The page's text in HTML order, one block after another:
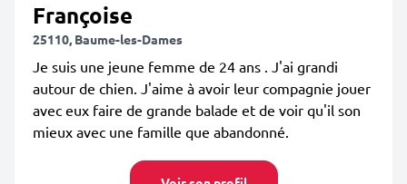
Françoise
25110, Baume-les-Dames
Je suis une jeune femme de 24 ans . J'ai grandi
autour de chien. J'aime à avoir leur compagnie jouer
avec eux faire de grande balade et de voir qu'il son
mieux avec une famille que abandonné.